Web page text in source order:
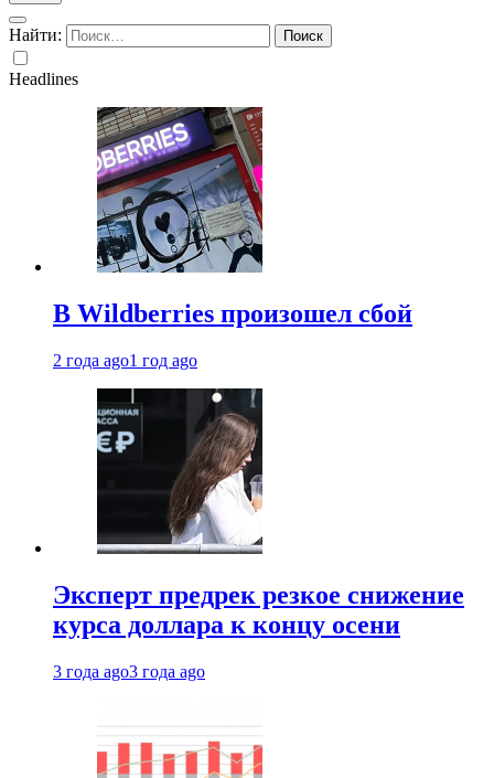
Найти:
Headlines
В Wildberries произошел сбой
2 года ago1 год ago
Эксперт предрек резкое снижение
курса доллара к концу осени
3 года ago3 года ago